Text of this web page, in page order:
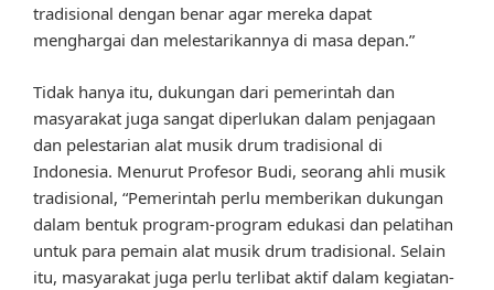
tradisional dengan benar agar mereka dapat
menghargai dan melestarikannya di masa depan.”
Tidak hanya itu, dukungan dari pemerintah dan
masyarakat juga sangat diperlukan dalam penjagaan
dan pelestarian alat musik drum tradisional di
Indonesia. Menurut Profesor Budi, seorang ahli musik
tradisional, “Pemerintah perlu memberikan dukungan
dalam bentuk program-program edukasi dan pelatihan
untuk para pemain alat musik drum tradisional. Selain
itu, masyarakat juga perlu terlibat aktif dalam kegiatan-